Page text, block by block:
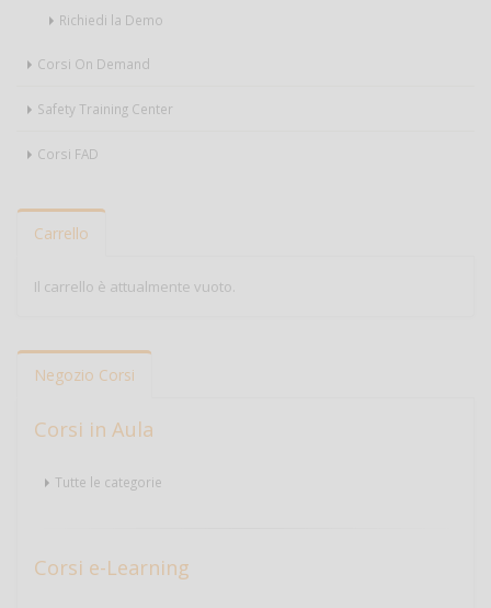
Richiedi la Demo
Corsi On Demand
Safety Training Center
Corsi FAD
Carrello
Il carrello è attualmente vuoto.
Negozio Corsi
Corsi in Aula
Tutte le categorie
Corsi e-Learning